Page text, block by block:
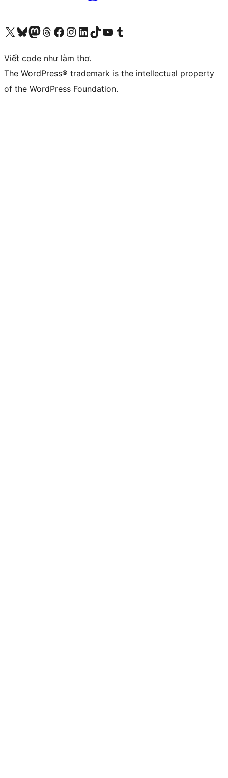
Truy cập tài khoản X (trước đây là Twitter) của chúng tôiVisit our Bluesky account
Visit our Mastodon account
Visit our Threads account
Xem trang Facebook của chúng tôiTruy cập tài khoản Instagram của chúng tôiTruy cập tài khoản LinkedIn của chúng tôiVisit our TikTok account
Truy cập kênh YouTube của chúng tôi Visit our Tumblr account
Viết code như làm thơ.
The WordPress® trademark is the intellectual property
of the WordPress Foundation.